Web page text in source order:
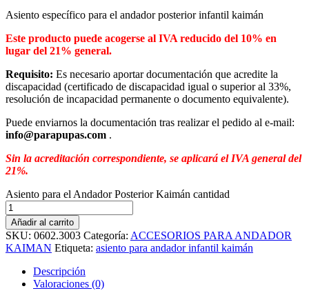
Asiento específico para el andador posterior infantil kaimán
Este producto puede acogerse al IVA reducido del 10% en
lugar del 21% general.
Requisito: Es necesario aportar documentación que acredite la
discapacidad (certificado de discapacidad igual o superior al 33%,
resolución de incapacidad permanente o documento equivalente).
Puede enviarnos la documentación tras realizar el pedido al e-mail:
info@parapupas.com .
Sin la acreditación correspondiente, se aplicará el IVA general del
21%.
Asiento para el Andador Posterior Kaimán cantidad
Añadir al carrito
SKU: 0602.3003 Categoría: ACCESORIOS PARA ANDADOR
KAIMAN Etiqueta: asiento para andador infantil kaimán
Descripción
Valoraciones (0)